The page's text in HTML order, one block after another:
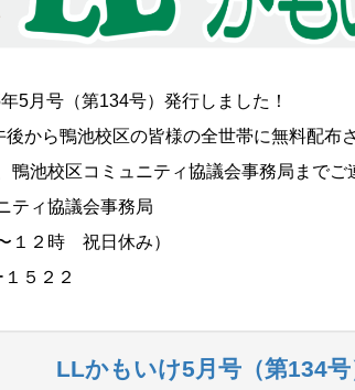
5月号（第134号）発行しました！
から鴨池校区の皆様の全世帯に無料配布
鴨池校区コミュニティ協議会事務局までご
ティ協議会事務局
１２時 祝日休み）
５２２
LLかもいけ5月号（第134